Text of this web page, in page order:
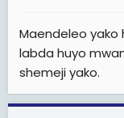
Maendeleo
labda huyo
shemeji yako.